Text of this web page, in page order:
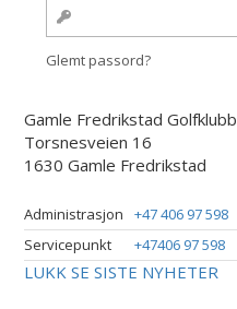
Glemt passord?
Gamle Fredrikstad Golfklubb
Torsnesveien 16
1630 Gamle Fredrikstad
Administrasjon
+47 406 97 598
Servicepunkt
+47406 97 598
LUKK SE SISTE NYHETER